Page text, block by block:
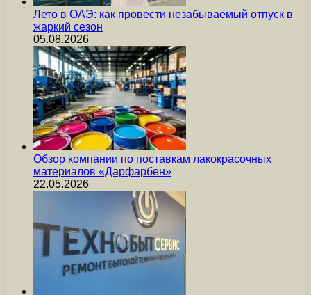
Лето в ОАЭ: как провести незабываемый отпуск в
жаркий сезон
05.08.2026
Обзор компании по поставкам лакокрасочных
материалов «Дарфарбен»
22.05.2026